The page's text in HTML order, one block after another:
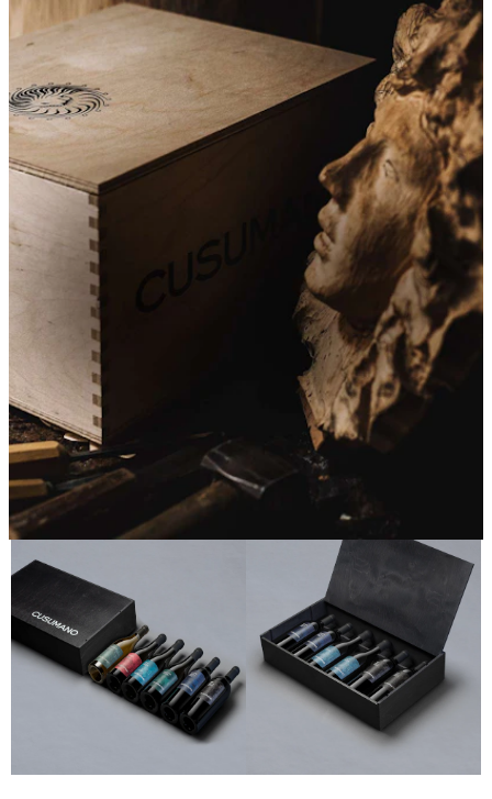
Scopri tutte le collezioni